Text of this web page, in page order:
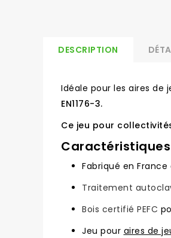
DESCRIPTION
Idéale pour les aires de
EN1176-3.
Ce jeu pour
Fabriqué en
Traitement
Bois certifié PEFC
Jeu pour aires de